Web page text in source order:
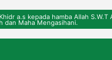
a.s kepada hamba Allah
dan Maha Mengasihani.